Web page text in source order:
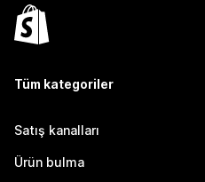
Tüm kategoriler
Satış kanalları
Ürün bulma